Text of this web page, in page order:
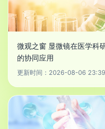
微观之窗 显微镜在医学科
的协同应用
更新时间：2026-08-06